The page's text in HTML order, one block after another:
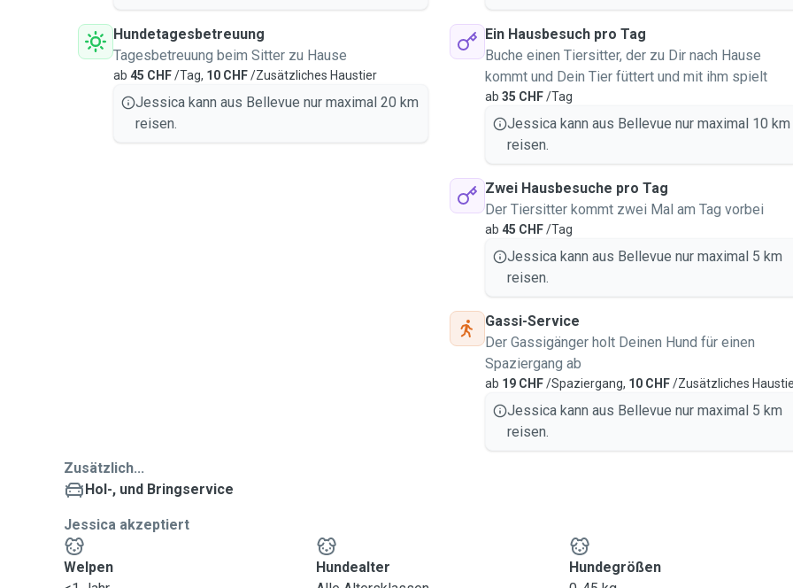
Hundetagesbetreuung
Tagesbetreuung beim Sitter zu Hause
ab 45 CHF/Tag, 10 CHF/Zusätzliches Haustier
Jessica kann aus Bellevue nur maximal 20 km
reisen.
Ein Hausbesuch pro Tag
Buche einen Tiersitter, der zu Dir nach Hause
kommt und Dein Tier füttert und mit ihm spielt
ab 35 CHF/Tag
Jessica kann aus Bellevue nur maximal 10 km
reisen.
Zwei Hausbesuche pro Tag
Der Tiersitter kommt zwei Mal am Tag vorbei
ab 45 CHF/Tag
Jessica kann aus Bellevue nur maximal 5 km
reisen.
Gassi-Service
Der Gassigänger holt Deinen Hund für einen
Spaziergang ab
ab 19 CHF/Spaziergang, 10 CHF/Zusätzliches
Jessica kann aus Bellevue nur maximal 5 km
reisen.
Zusätzlich...
Hol-, und Bringservice
Jessica akzeptiert
Welpen
Hundealter
Hundegrößen